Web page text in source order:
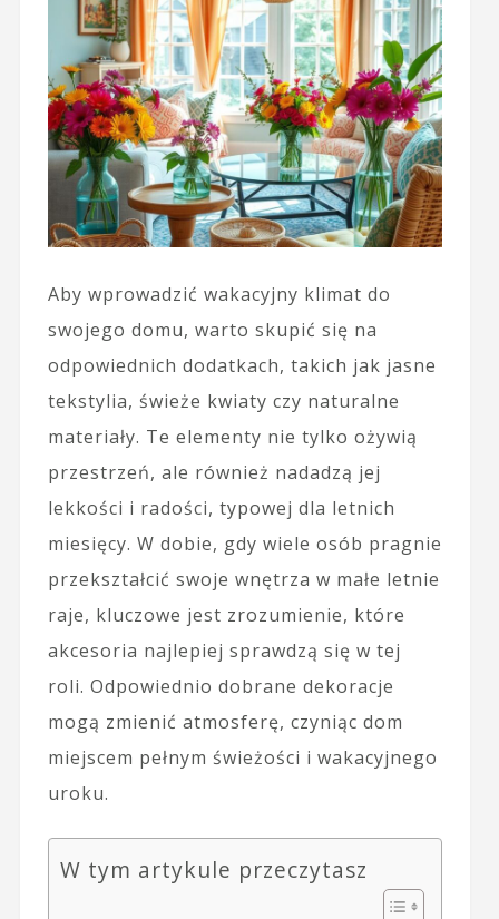
Aby wprowadzić wakacyjny klimat do
swojego domu, warto skupić się na
odpowiednich dodatkach, takich jak jasne
tekstylia, świeże kwiaty czy naturalne
materiały. Te elementy nie tylko ożywią
przestrzeń, ale również nadadzą jej
lekkości i radości, typowej dla letnich
miesięcy. W dobie, gdy wiele osób pragnie
przekształcić swoje wnętrza w małe letnie
raje, kluczowe jest zrozumienie, które
akcesoria najlepiej sprawdzą się w tej
roli. Odpowiednio dobrane dekoracje
mogą zmienić atmosferę, czyniąc dom
miejscem pełnym świeżości i wakacyjnego
uroku.
W tym artykule przeczytasz